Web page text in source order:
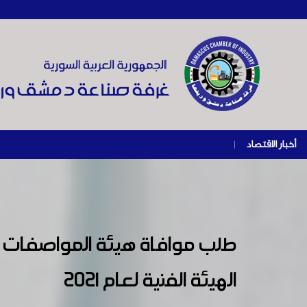
أخبار الاقتصاد |
طلب موافاة هيئة المواصفات
الهيئة الفنية لعام 2021